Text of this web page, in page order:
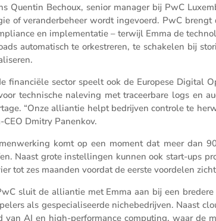
Quentin Bechoux, senior manager bij PwC
of veran­der­be­heer wordt ingevoerd. PwC
en imple­men­tatie – terwijl Emma de
automa­tisch te orkestreren, te schakelen bij
finan­ciële sector speelt ook de Europese Digital
techni­sche naleving met traceer­bare logs en
“Onze alliantie helpt bedrijven controle te
CEO Dmitry Panenkov.
komt op een moment dat meer dan
Naast grote instel­lingen kunnen ook start-ups
tot zes maanden voordat de eerste voordelen
sluit de alliantie met Emma aan bij een
als gespe­ci­a­li­seerde niche­be­drijven. Naast
van AI en high-perfor­mance compu­ting, waar de